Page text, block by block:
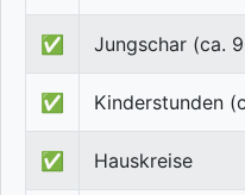
✅ Jungschar (ca.
✅ Kinderstunden
✅ Hauskreise